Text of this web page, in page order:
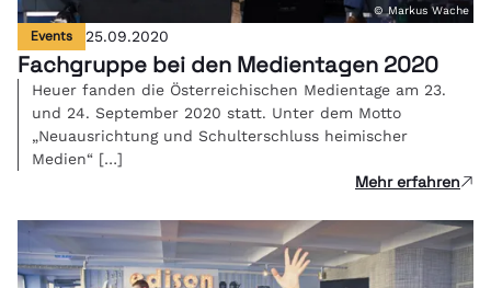
© Markus Wache
Events 25.09.2020
Fachgruppe bei den Medientagen 2020
Heuer fanden die Österreichischen Medientage am 23.
und 24. September 2020 statt. Unter dem Motto
„Neuausrichtung und Schulterschluss heimischer
Medien“ […]
Mehr erfahren